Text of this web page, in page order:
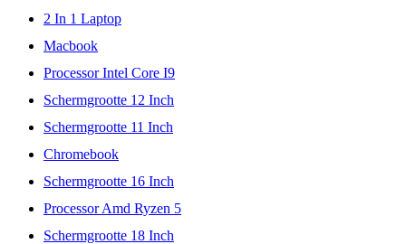
2 In 1 Laptop
Macbook
Processor Intel Core I9
Schermgrootte 12 Inch
Schermgrootte 11 Inch
Chromebook
Schermgrootte 16 Inch
Processor Amd Ryzen 5
Schermgrootte 18 Inch